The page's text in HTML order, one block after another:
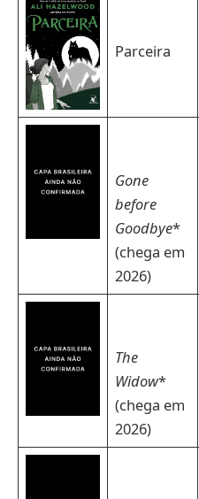
Parceira
Gone
before
Goodbye*
(chega em
2026)
The
Widow*
(chega em
2026)